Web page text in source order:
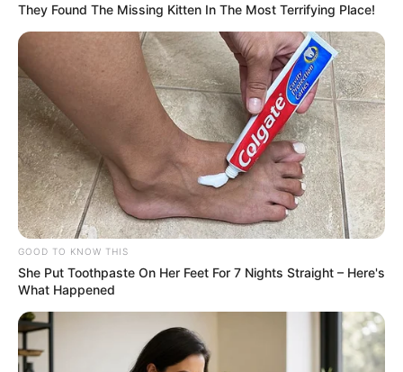
Bollywood 239
189
Vadodara 117
Delhi 76
Money 75
Sport 61
Story 60
Uncategorized 56
Gandhinagar
Auto 28
Short News 4
Technology 2
They Found The Missing Kitten In The Most Terrifying Place!
GOOD TO KNOW THIS
She Put Toothpaste On Her Feet For 7 Nights Straight – Here's
What Happened